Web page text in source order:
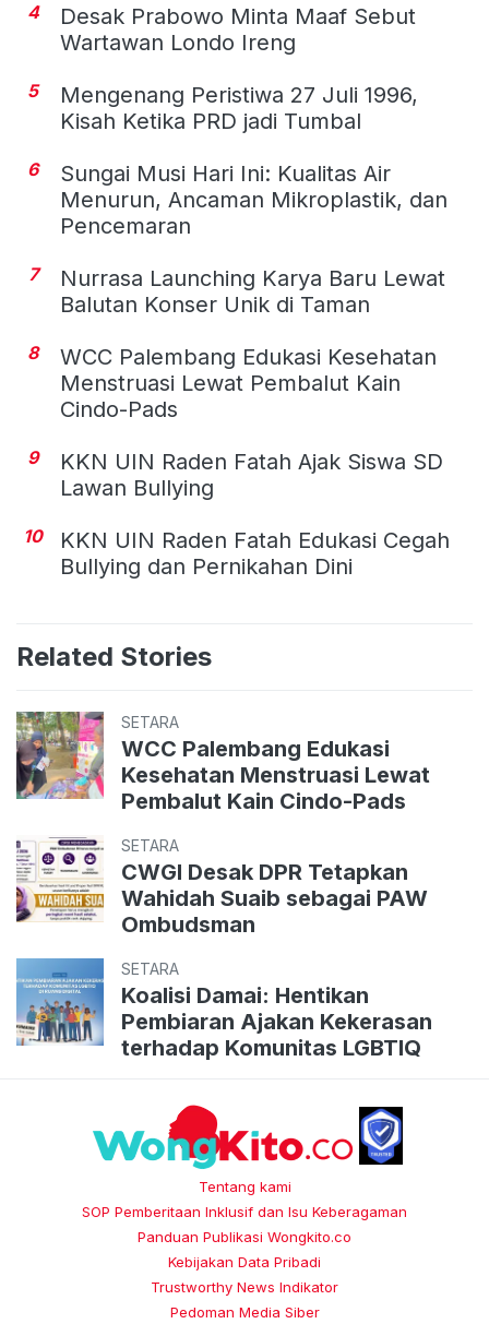
4
Desak Prabowo Minta Maaf Sebut
Wartawan Londo Ireng
5
Mengenang Peristiwa 27 Juli 1996,
Kisah Ketika PRD jadi Tumbal
6
Sungai Musi Hari Ini: Kualitas Air
Menurun, Ancaman Mikroplastik, dan
Pencemaran
7
Nurrasa Launching Karya Baru Lewat
Balutan Konser Unik di Taman
8
WCC Palembang Edukasi Kesehatan
Menstruasi Lewat Pembalut Kain
Cindo-Pads
9
KKN UIN Raden Fatah Ajak Siswa SD
Lawan Bullying
10
KKN UIN Raden Fatah Edukasi Cegah
Bullying dan Pernikahan Dini
Related Stories
SETARA
WCC Palembang Edukasi
Kesehatan Menstruasi Lewat
Pembalut Kain Cindo-Pads
SETARA
CWGI Desak DPR Tetapkan
Wahidah Suaib sebagai PAW
Ombudsman
SETARA
Koalisi Damai: Hentikan
Pembiaran Ajakan Kekerasan
terhadap Komunitas LGBTIQ
Tentang kami
SOP Pemberitaan Inklusif dan Isu Keberagaman
Panduan Publikasi Wongkito.co
Kebijakan Data Pribadi
Trustworthy News Indikator
Pedoman Media Siber